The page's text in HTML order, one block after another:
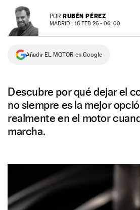
NEWSLETTER POR RUBÉN PÉREZ
MADRID | 16 FEB 26 - 06: 00
Añadir EL MOTOR en Google
Descubre por qué dejar el
no siempre es la mejor
realmente en el motor
marcha.